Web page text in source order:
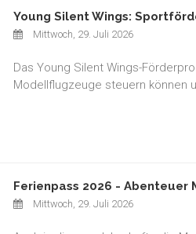
Young Silent Wings:
Mittwoch, 29. Juli 2026
Das Young Silent Wings-
Modellflugzeuge steuern können
Ferienpass 2026 -
Mittwoch, 29. Juli 2026